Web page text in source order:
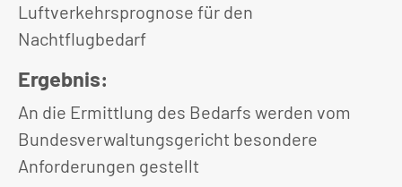
Luftverkehrsprognose für den
Nachtflugbedarf
Ergebnis:
An die Ermittlung des Bedarfs werden vom
Bundesverwaltungsgericht besondere
Anforderungen gestellt